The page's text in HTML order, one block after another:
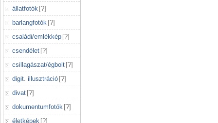
állatfotók [?]
barlangfotók [?]
családi/emlékkép [?]
csendélet [?]
csillagászat/égbolt [?]
digit. illusztráció [?]
divat [?]
dokumentumfotók [?]
életképek [?]